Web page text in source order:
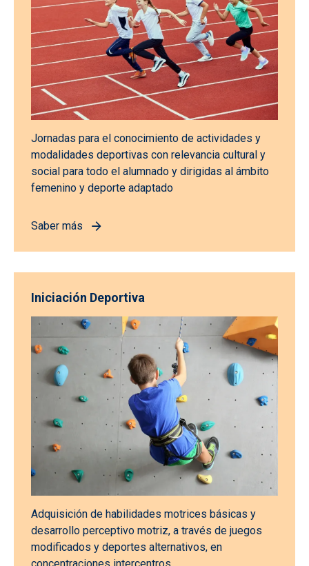
Jornadas para el conocimiento de actividades y
modalidades deportivas con relevancia cultural y
social para todo el alumnado y dirigidas al ámbito
femenino y deporte adaptado
Saber más
Iniciación Deportiva
Adquisición de habilidades motrices básicas y
desarrollo perceptivo motriz, a través de juegos
modificados y deportes alternativos, en
concentraciones intercentros.